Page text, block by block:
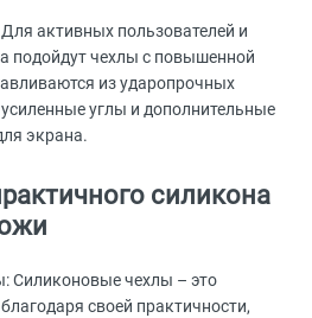
активных пользователей и
подойдут чехлы с повышенной
из ударопрочных
углы и дополнительные
экрана.
силикона
Силиконовые чехлы – это
своей практичности,